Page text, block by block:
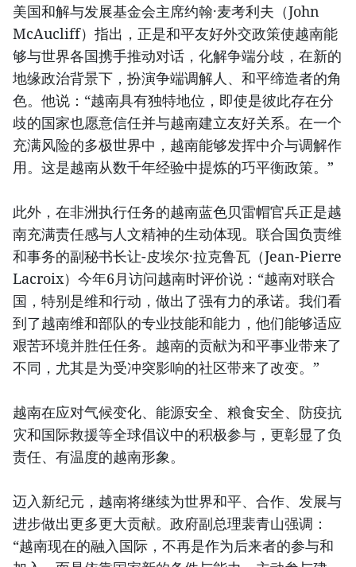
美国和解与发展基金会主席约翰·麦考利夫（John
McAucliff）指出，正是和平友好外交政策使越南能
够与世界各国携手推动对话，化解争端分歧，在新的
地缘政治背景下，扮演争端调解人、和平缔造者的角
色。他说：“越南具有独特地位，即使是彼此存在分
歧的国家也愿意信任并与越南建立友好关系。在一个
充满风险的多极世界中，越南能够发挥中介与调解作
用。这是越南从数千年经验中提炼的巧平衡政策。”
此外，在非洲执行任务的越南蓝色贝雷帽官兵正是越
南充满责任感与人文精神的生动体现。联合国负责维
和事务的副秘书长让-皮埃尔·拉克鲁瓦（Jean-Pierre
Lacroix）今年6月访问越南时评价说：“越南对联合
国，特别是维和行动，做出了强有力的承诺。我们看
到了越南维和部队的专业技能和能力，他们能够适应
艰苦环境并胜任任务。越南的贡献为和平事业带来了
不同，尤其是为受冲突影响的社区带来了改变。”
越南在应对气候变化、能源安全、粮食安全、防疫抗
灾和国际救援等全球倡议中的积极参与，更彰显了负
责任、有温度的越南形象。
迈入新纪元，越南将继续为世界和平、合作、发展与
进步做出更多更大贡献。政府副总理裴青山强调：
“越南现在的融入国际，不再是作为后来者的参与和